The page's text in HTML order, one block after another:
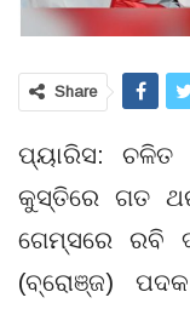
Share
ପ୍ୟାରିସ: ଚଳିତ
କୁସ୍ତିରେ ଗତ
ଗେମ୍ସରେ ରବି
(ବ୍ରୋଞ୍ଜ)